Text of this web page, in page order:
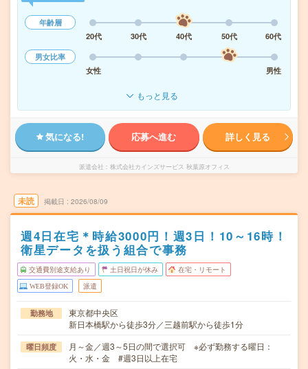
年齢層
20代
30代 40代 50代
60代
男女比率
女性
男性
もっと見る
気になる! 応募へ進む 詳しく見る
派遣会社 株式会社カインズサービス 秋葉原オフィス
未読 掲載日 2026/08/09
週4日在宅＊時給3000円！週3日！10～16時！
衛星データを扱う組合で事務
交通費別途支給あり 土日祝日が休み 在宅・リモート
WEB登録OK 派遣
勤務地
東京都中央区
新日本橋駅から徒歩3分／三越前駅から徒歩1分
曜日頻度
月～金／週3～5日の間で選択可 ※必ず勤務する曜日：
火・水・金 #週3日以上在宅